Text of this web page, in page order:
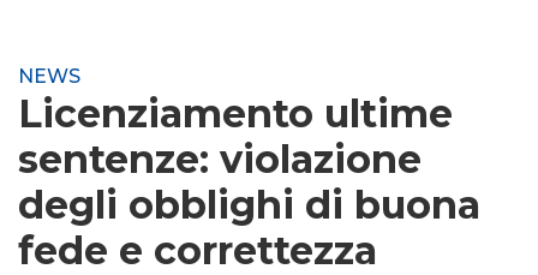
NEWS
Licenziamento ultime
sentenze: violazione
degli obblighi di buona
fede e correttezza